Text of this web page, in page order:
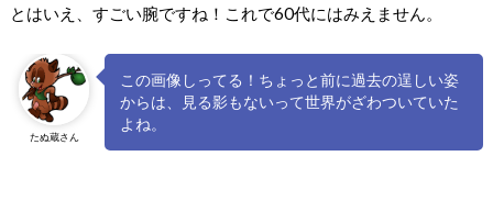
とはいえ、すごい腕ですね！これで60代にはみえません。
たぬ蔵さん
この画像しってる！ちょっと前に過去の逞しい姿
からは、見る影もないって世界がざわついていた
よね。